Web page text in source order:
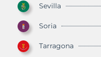
Sevilla
Soria
Tarragona